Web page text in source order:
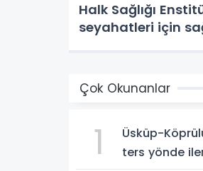
Halk Sağlığı
seyahatleri için
Çok Okunanlar
1
Üsküp-
ters yönde